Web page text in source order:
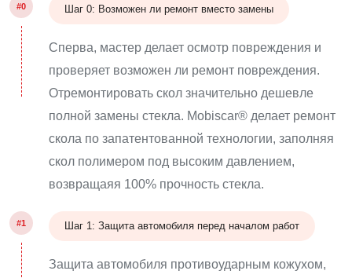
#0 Шаг 0: Возможен ли ремонт вместо замены
Сперва, мастер делает осмотр повреждения и
проверяет возможен ли ремонт повреждения.
Отремонтировать скол значительно дешевле
полной замены стекла. Mobiscar® делает ремонт
скола по запатентованной технологии, заполняя
скол полимером под высоким давлением,
возвращаяя 100% прочность стекла.
#1 Шаг 1: Защита автомобиля перед началом работ
Защита автомобиля противоударным кожухом,